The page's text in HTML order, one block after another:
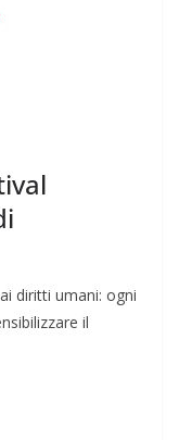
diritti umani: ogni
il